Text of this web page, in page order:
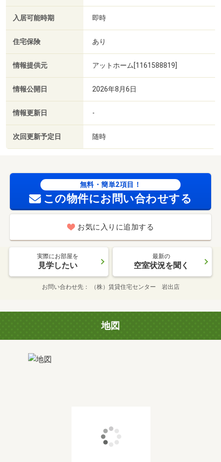
入居可能時期 即時
住宅保険 あり
情報提供元 アットホーム[1161588819]
情報公開日 2026年8月6日
情報更新日 -
次回更新予定日 随時
無料・簡単2項目！
この物件にお問い合わせする
お気に入りに追加する
実際にお部屋を
見学したい
最新の
空室状況を聞く
お問い合わせ先 （株）賃貸住宅センター 岩出店
地図